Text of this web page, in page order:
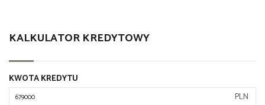
KALKULATOR KREDYTOWY
KWOTA KREDYTU
PLN